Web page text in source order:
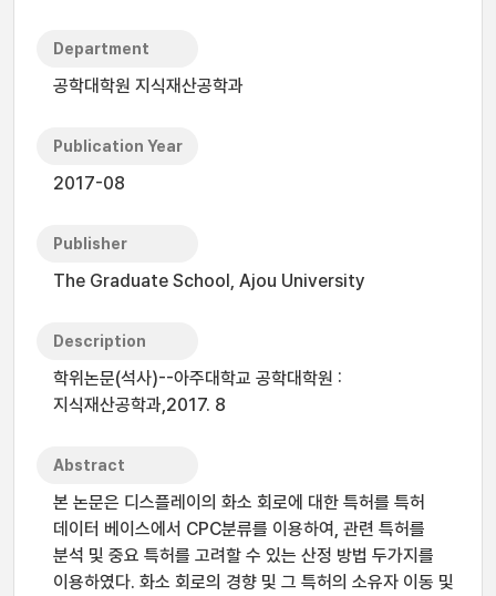
Department
공학대학원 지식재산공학과
Publication Year
2017-08
Publisher
The Graduate School, Ajou University
Description
학위논문(석사)--아주대학교 공학대학원 :
지식재산공학과,2017. 8
Abstract
본 논문은 디스플레이의 화소 회로에 대한 특허를 특허
데이터 베이스에서 CPC분류를 이용하여, 관련 특허를
분석 및 중요 특허를 고려할 수 있는 산정 방법 두가지를
이용하였다. 화소 회로의 경향 및 그 특허의 소유자 이동 및